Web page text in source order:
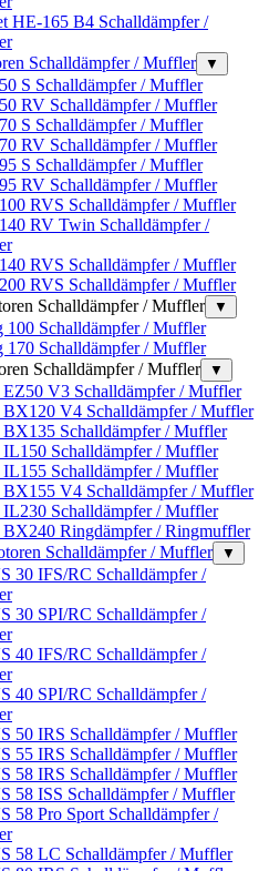
HE-165 B4 Schalldämpfer /
Schalldämpfer / Muffler
▼
S Schalldämpfer / Muffler
RV Schalldämpfer / Muffler
S Schalldämpfer / Muffler
RV Schalldämpfer / Muffler
S Schalldämpfer / Muffler
RV Schalldämpfer / Muffler
RVS Schalldämpfer / Muffler
RV Twin Schalldämpfer /
RVS Schalldämpfer / Muffler
RVS Schalldämpfer / Muffler
Schalldämpfer / Muffler
▼
100 Schalldämpfer / Muffler
170 Schalldämpfer / Muffler
Schalldämpfer / Muffler
▼
V3 Schalldämpfer / Muffler
V4 Schalldämpfer / Muffler
Schalldämpfer / Muffler
Schalldämpfer / Muffler
Schalldämpfer / Muffler
V4 Schalldämpfer / Muffler
Schalldämpfer / Muffler
Ringdämpfer / Ringmuffler
Schalldämpfer / Muffler
▼
30 IFS/RC Schalldämpfer /
30 SPI/RC Schalldämpfer /
40 IFS/RC Schalldämpfer /
40 SPI/RC Schalldämpfer /
50 IRS Schalldämpfer / Muffler
55 IRS Schalldämpfer / Muffler
58 IRS Schalldämpfer / Muffler
58 ISS Schalldämpfer / Muffler
58 Pro Sport Schalldämpfer /
58 LC Schalldämpfer / Muffler